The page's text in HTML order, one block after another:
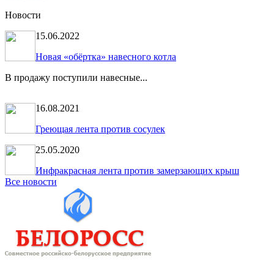
Новости
15.06.2022
Новая «обёртка» навесного котла
В продажу поступили навесные...
16.08.2021
Греющая лента против сосулек
25.05.2020
Инфракрасная лента против замерзающих крыш
Все новости